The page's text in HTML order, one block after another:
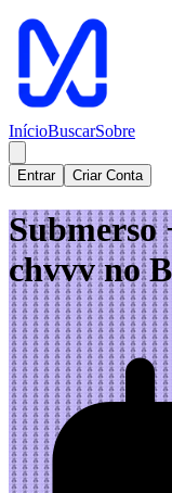
InícioBuscarSobre
Entrar Criar Conta
chvvv no